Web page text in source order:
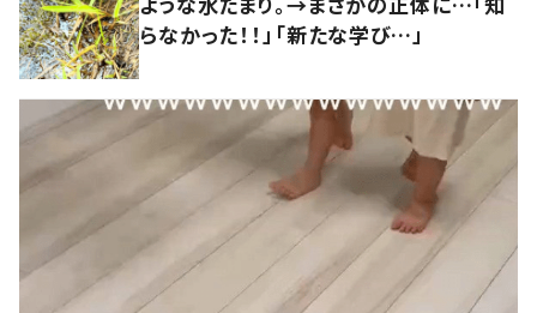
らなかった！！」「新たな学び…」